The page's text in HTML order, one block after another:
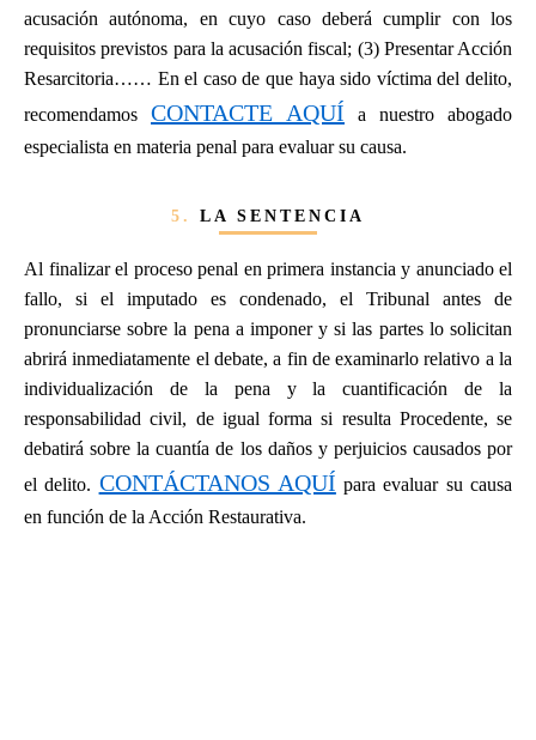
acusación autónoma, en cuyo caso deberá cumplir con los
requisitos previstos para la acusación fiscal; (3) Presentar Acción
Resarcitoria…… En el caso de que haya sido víctima del delito,
recomendamos CONTACTE AQUÍ a nuestro abogado
especialista en materia penal para evaluar su causa.
5. LA SENTENCIA
Al finalizar el proceso penal en primera instancia y anunciado el
fallo, si el imputado es condenado, el Tribunal antes de
pronunciarse sobre la pena a imponer y si las partes lo solicitan
abrirá inmediatamente el debate, a fin de examinarlo relativo a la
individualización de la pena y la cuantificación de la
responsabilidad civil, de igual forma si resulta Procedente, se
debatirá sobre la cuantía de los daños y perjuicios causados por
el delito. CONTÁCTANOS AQUÍ para evaluar su causa
en función de la Acción Restaurativa.